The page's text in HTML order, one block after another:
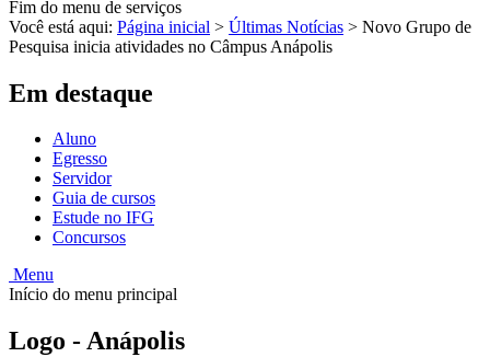
Fim do menu de serviços
Você está aqui: Página inicial > Últimas Notícias > Novo Grupo de
Pesquisa inicia atividades no Câmpus Anápolis
Em destaque
Aluno
Egresso
Servidor
Guia de cursos
Estude no IFG
Concursos
Menu
Início do menu principal
Logo - Anápolis